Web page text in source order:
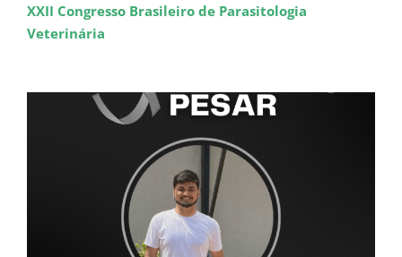
XXII Congresso Brasileiro de Parasitologia
Veterinária